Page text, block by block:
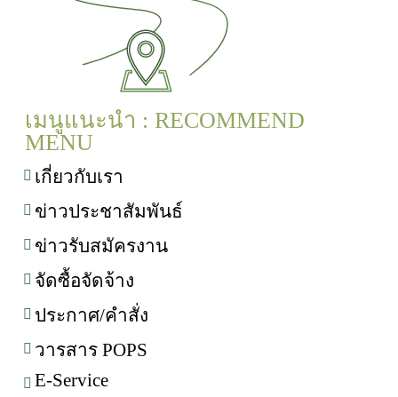
เมนูแนะนำ : RECOMMEND
MENU
เกี่ยวกับเรา
ข่าวประชาสัมพันธ์
ข่าวรับสมัครงาน
จัดซื้อจัดจ้าง
ประกาศ/คำสั่ง
วารสาร POPS
E-Service